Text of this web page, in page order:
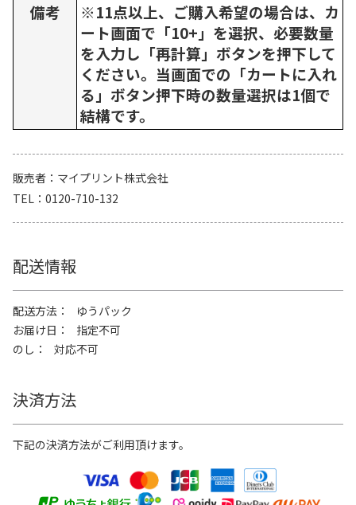
備考
※11点以上、ご購入希望の場合は、カ
ート画面で「10+」を選択、必要数量
を入力し「再計算」ボタンを押下して
ください。当画面での「カートに入れ
る」ボタン押下時の数量選択は1個で
結構です。
販売者
マイプリント株式会社
TEL
0120-710-132
配送情報
配送方法
ゆうパック
お届け日
指定不可
のし
対応不可
決済方法
下記の決済方法がご利用頂けます。